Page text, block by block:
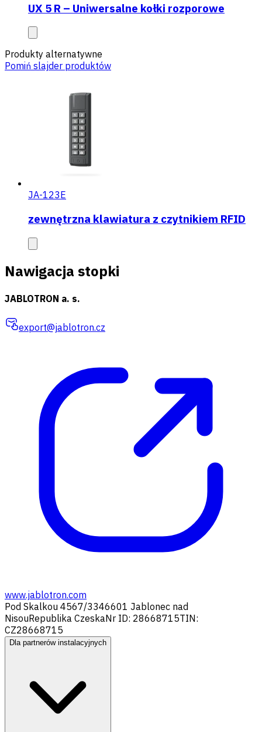
UX 5 R – Uniwersalne kołki rozporowe
Produkty alternatywne
Pomiń slajder produktów
JA-123E
zewnętrzna klawiatura z czytnikiem RFID
Nawigacja stopki
JABLOTRON a. s.
export@jablotron.cz
www.jablotron.com
Pod Skalkou 4567/3346601 Jablonec nad
NisouRepublika CzeskaNr ID: 28668715TIN:
CZ28668715
Dla partnerów instalacyjnych